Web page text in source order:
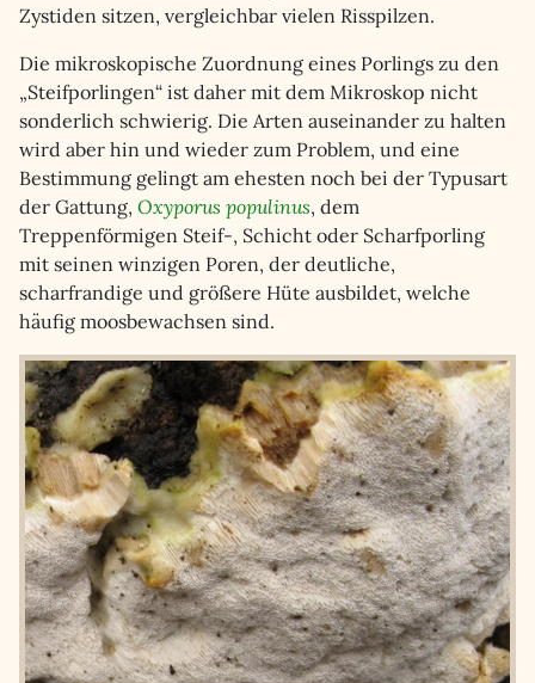
Zystiden sitzen, vergleichbar vielen Risspilzen.
Die mikroskopische Zuordnung eines Porlings zu den
„Steifporlingen“ ist daher mit dem Mikroskop nicht
sonderlich schwierig. Die Arten auseinander zu halten
wird aber hin und wieder zum Problem, und eine
Bestimmung gelingt am ehesten noch bei der Typusart
der Gattung, Oxyporus populinus, dem
Treppenförmigen Steif-, Schicht oder Scharfporling
mit seinen winzigen Poren, der deutliche,
scharfrandige und größere Hüte ausbildet, welche
häufig moosbewachsen sind.